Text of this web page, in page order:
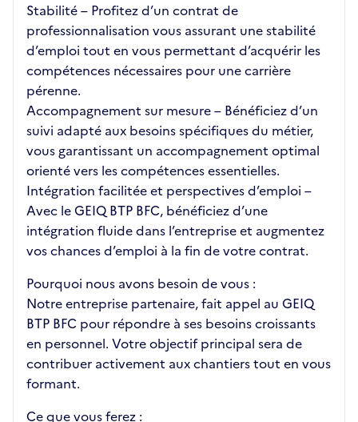
Stabilité – Profitez d’un contrat de
professionnalisation vous assurant une stabilité
d’emploi tout en vous permettant d’acquérir les
compétences nécessaires pour une carrière
pérenne.
Accompagnement sur mesure – Bénéficiez d’un
suivi adapté aux besoins spécifiques du métier,
vous garantissant un accompagnement optimal
orienté vers les compétences essentielles.
Intégration facilitée et perspectives d’emploi –
Avec le GEIQ BTP BFC, bénéficiez d’une
intégration fluide dans l’entreprise et augmentez
vos chances d’emploi à la fin de votre contrat.
Pourquoi nous avons besoin de vous :
Notre entreprise partenaire, fait appel au GEIQ
BTP BFC pour répondre à ses besoins croissants
en personnel. Votre objectif principal sera de
contribuer activement aux chantiers tout en vous
formant.
Ce que vous ferez :